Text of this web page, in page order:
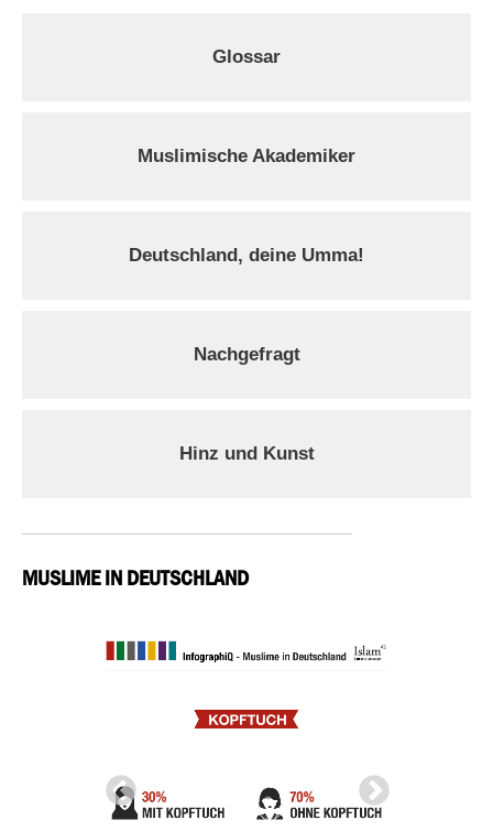
Glossar
Muslimische Akademiker
Deutschland, deine Umma!
Nachgefragt
Hinz und Kunst
MUSLIME IN DEUTSCHLAND